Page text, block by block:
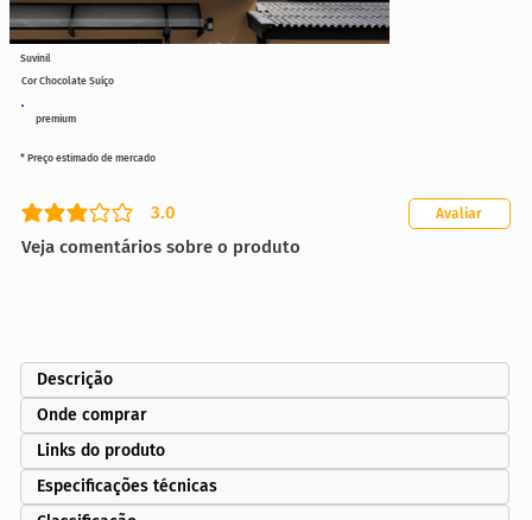
premium
Cor Chocolate Suíço
3.0
classificação média é 3 de 5
Veja comentários sobre o produto
Avaliar
* Preço estimado de mercado
Suvinil
Descrição
Onde comprar
Links do produto
Especificações técnicas